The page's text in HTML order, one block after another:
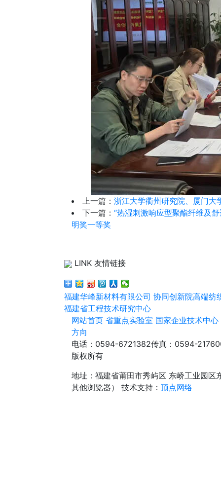
上一篇： 浙江大学衢州研究院、厦门大
下一篇： “热湿刺激响应型聚酯纤维及
明奖一等奖
LINK 友情链接
福建华峰新材料有限公司 协同创新院高端纺
福建省工程技术研究中心
网站首页 省重点实验室 国家企业技术中心
方向
电话：0594-6721382传真：0594-
版权所有
地址：福建省莆田市秀屿区 东峤工业园区
其他浏览器）
技术支持： 顶点网络